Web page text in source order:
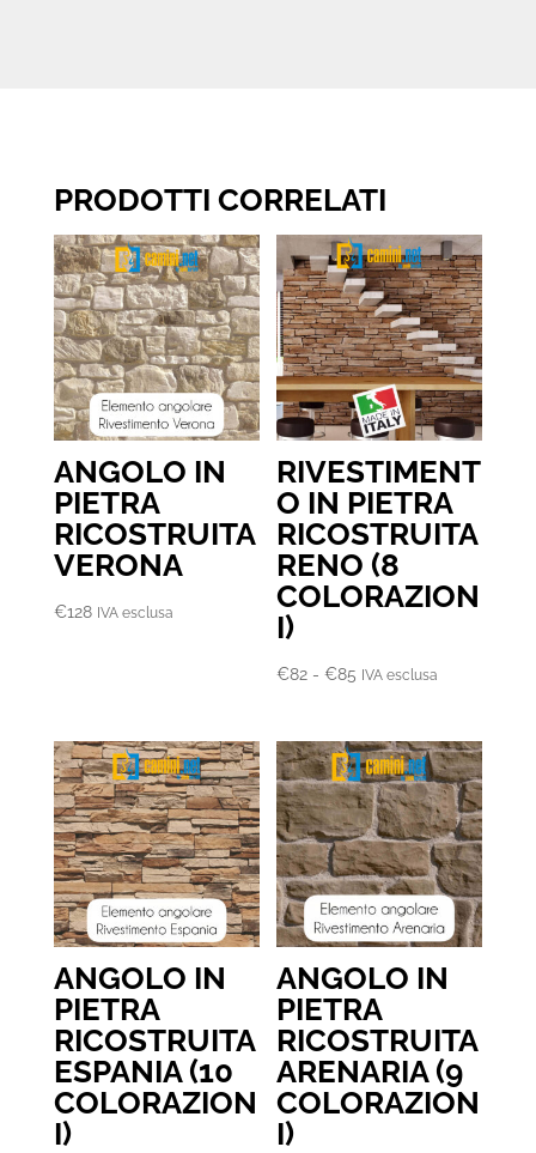
PRODOTTI CORRELATI
ANGOLO IN
PIETRA
RICOSTRUITA
VERONA
€128 IVA esclusa
RIVESTIMENT
O IN PIETRA
RICOSTRUITA
RENO (8
COLORAZION
I)
€82 - €85 Fascia
da
€82
a
€85
IVA esclusa
ANGOLO IN
PIETRA
RICOSTRUITA
ESPANIA (10
COLORAZION
I)
ANGOLO IN
PIETRA
RICOSTRUITA
ARENARIA (9
COLORAZION
I)